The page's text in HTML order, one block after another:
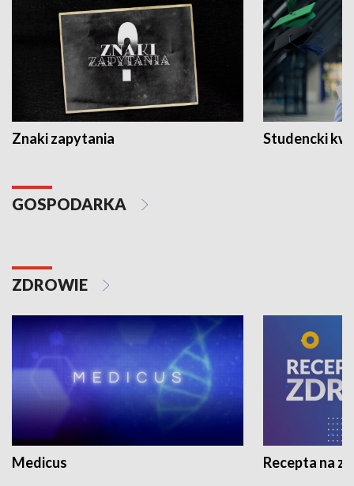
Znaki zapytania Studencki
GOSPODARKA
ZDROWIE
Medicus Recepta na